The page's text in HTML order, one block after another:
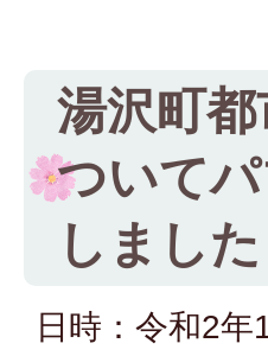
湯沢町
ついて
しました
日時：令和2